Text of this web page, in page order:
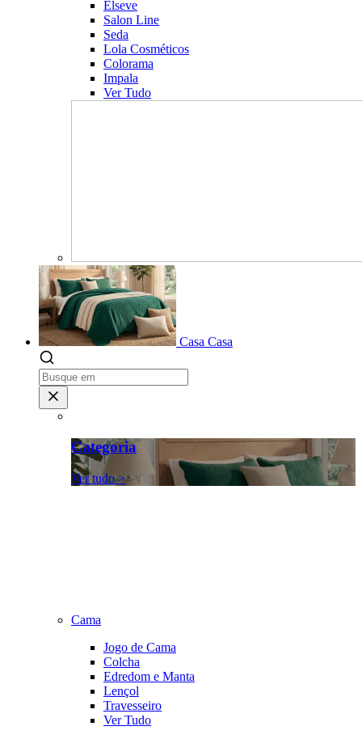
Elseve
Salon Line
Seda
Lola Cosméticos
Colorama
Impala
Ver Tudo
Casa Casa
Categoria
Ver tudo >
Cama
Jogo de Cama
Colcha
Edredom e Manta
Lençol
Travesseiro
Ver Tudo